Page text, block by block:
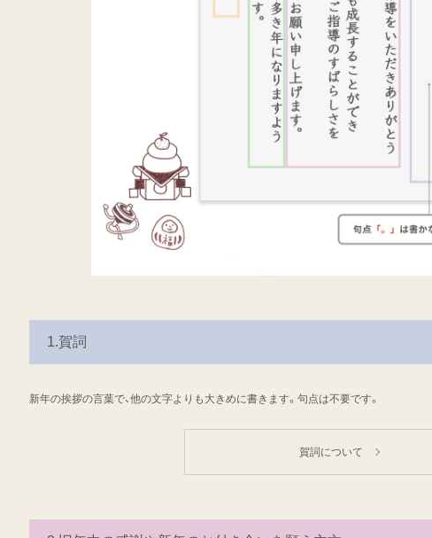
1.賀詞
新年の挨拶の言葉で、他の文字よりも大きめに書きます。句点は不要です。
賀詞について